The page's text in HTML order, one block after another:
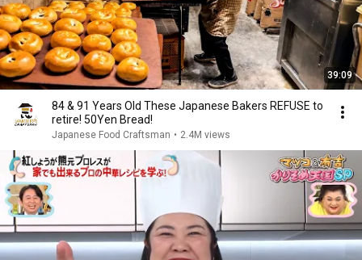
39:09
84 & 91 Years Old These Japanese Bakers REFUSE to
retire! 50Yen Bread!
Japanese Food Craftsman • 2.4M views